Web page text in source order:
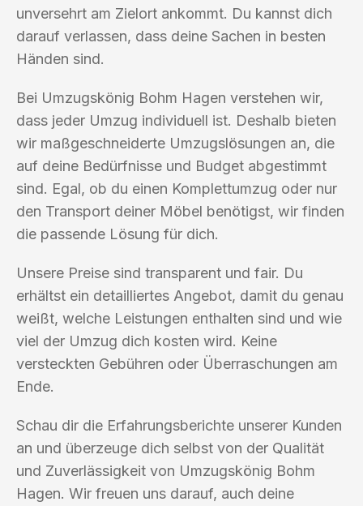
unversehrt am Zielort ankommt. Du kannst dich
darauf verlassen, dass deine Sachen in besten
Händen sind.
Bei Umzugskönig Bohm Hagen verstehen wir,
dass jeder Umzug individuell ist. Deshalb bieten
wir maßgeschneiderte Umzugslösungen an, die
auf deine Bedürfnisse und Budget abgestimmt
sind. Egal, ob du einen Komplettumzug oder nur
den Transport deiner Möbel benötigst, wir finden
die passende Lösung für dich.
Unsere Preise sind transparent und fair. Du
erhältst ein detailliertes Angebot, damit du genau
weißt, welche Leistungen enthalten sind und wie
viel der Umzug dich kosten wird. Keine
versteckten Gebühren oder Überraschungen am
Ende.
Schau dir die Erfahrungsberichte unserer Kunden
an und überzeuge dich selbst von der Qualität
und Zuverlässigkeit von Umzugskönig Bohm
Hagen. Wir freuen uns darauf, auch deine